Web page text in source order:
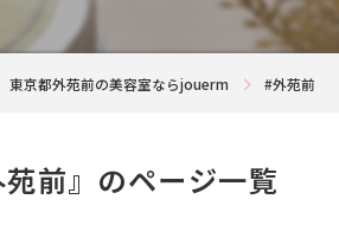
東京都外苑前の美容室ならjouerm #外苑前
前』のページ一覧